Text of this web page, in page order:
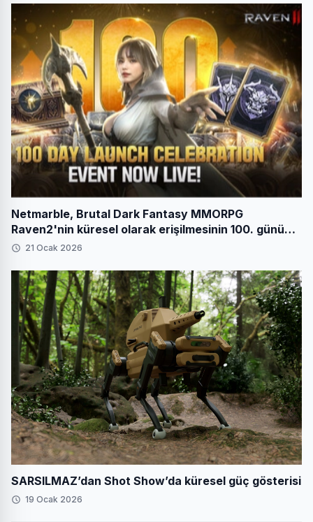
Netmarble, Brutal Dark Fantasy MMORPG
Raven2'nin küresel olarak erişilmesinin 100. gününü
festival etkinlikleriyle kutluyor
21 Ocak 2026
SARSILMAZ’dan Shot Show’da küresel güç gösterisi
19 Ocak 2026